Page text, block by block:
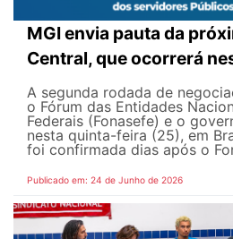
MGI envia pauta da
Central, que ocorrerá
A segunda rodada de
o Fórum das Entidades
Federais (Fonasefe) e o
nesta quinta-feira (25), em
foi confirmada dias após o
Publicado em: 24 de Junho de 2026